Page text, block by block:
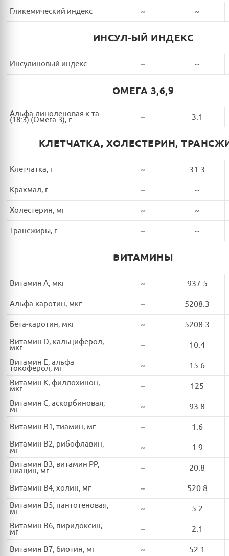
Гликемический индекс ~ ~
ИНСУЛ-ЫЙ ИНДЕКС
Инсулиновый индекс ~ ~
ОМЕГА 3,6,9
Альфа-линоленовая к-та
(18:3) (Омега-3), г ~ 3.1
КЛЕТЧАТКА, ХОЛЕСТЕРИН,
Клетчатка, г ~ 31.3
Крахмал, г ~ ~
Холестерин, мг ~ ~
Трансжиры, г ~ ~
ВИТАМИНЫ
Витамин A, мкг ~ 937.5
Альфа-каротин, мкг ~ 5208.3
Бета-каротин, мкг ~ 5208.3
Витамин D, кальциферол,
мкг ~ 10.4
Витамин E, альфа
токоферол, мг ~ 15.6
Витамин K, филлохинон,
мкг ~ 125
Витамин C, аскорбиновая,
мг ~ 93.8
Витамин B1, тиамин, мг ~ 1.6
Витамин B2, рибофлавин,
мг ~ 1.9
Витамин B3, витамин PP,
ниацин, мг ~ 20.8
Витамин B4, холин, мг ~ 520.8
Витамин B5, пантотеновая,
мг ~ 5.2
Витамин B6, пиридоксин,
мг ~ 2.1
Витамин B7, биотин, мг ~ 52.1